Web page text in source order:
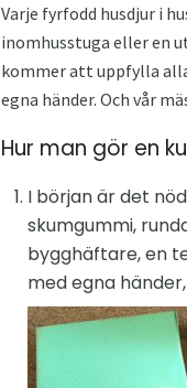
Varje fyrfodd husdjur i
inomhusstuga eller en
kommer att uppfylla
egna händer. Och vår
Hur man gör en
I början är det
skumgummi,
bygghäftare, en
med egna